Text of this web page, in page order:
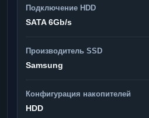
Подключение HDD
SATA 6Gb/s
Производитель SSD
Samsung
Конфигурация накопителей
HDD